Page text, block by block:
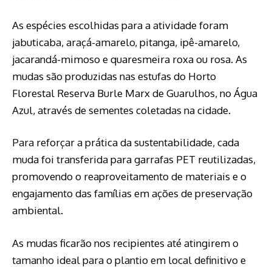
As espécies escolhidas para a atividade foram
jabuticaba, araçá-amarelo, pitanga, ipê-amarelo,
jacarandá-mimoso e quaresmeira roxa ou rosa. As
mudas são produzidas nas estufas do Horto
Florestal Reserva Burle Marx de Guarulhos, no Água
Azul, através de sementes coletadas na cidade.
Para reforçar a prática da sustentabilidade, cada
muda foi transferida para garrafas PET reutilizadas,
promovendo o reaproveitamento de materiais e o
engajamento das famílias em ações de preservação
ambiental.
As mudas ficarão nos recipientes até atingirem o
tamanho ideal para o plantio em local definitivo e